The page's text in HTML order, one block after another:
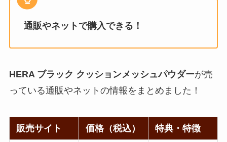
通販やネットで購入できる！
HERA ブラック クッションメッシュパウダーが売
っている通販やネットの情報をまとめました！
販売サイト 価格（税込） 特典・特徴